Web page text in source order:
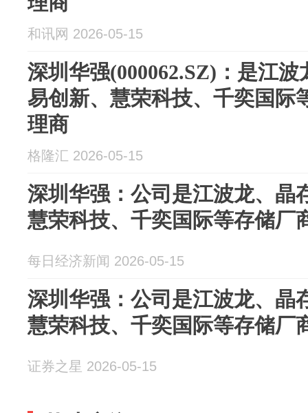
和讯网 2026-05-15
深圳华强(000062.SZ)：是江
易创新、慧荣科技、千奕国际
理商
格隆汇 2026-05-15
深圳华强：公司是江波龙、晶
慧荣科技、千奕国际等存储厂
每日经济新闻 2026-05-15
深圳华强：公司是江波龙、晶
慧荣科技、千奕国际等存储厂
证券之星 2026-05-15